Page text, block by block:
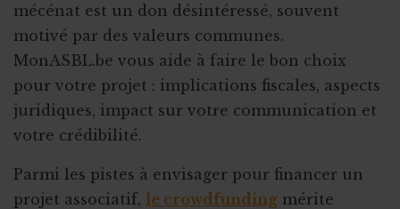
mécénat est un don désintéressé, souvent
motivé par des valeurs communes.
MonASBL.be vous aide à faire le bon choix
pour votre projet : implications fiscales, aspects
juridiques, impact sur votre communication et
votre crédibilité.
Parmi les pistes à envisager pour financer un
projet associatif, le crowdfunding mérite